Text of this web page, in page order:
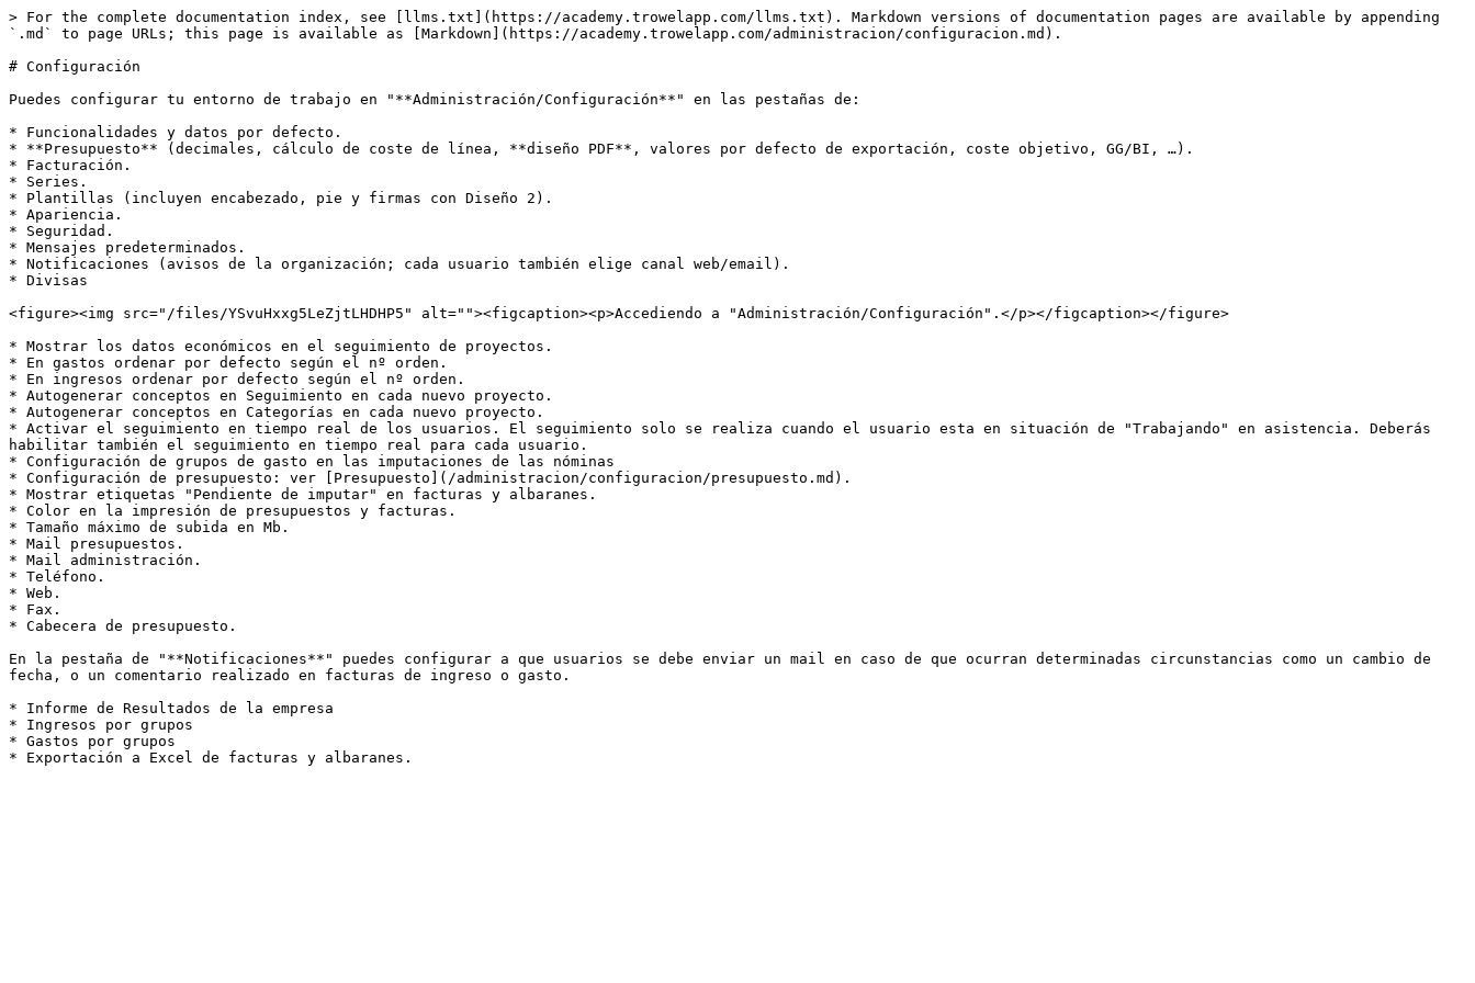
> For the complete documentation index, see [llms.txt](https://academy.trowelapp.com/llms.txt). Markdown versions of documentation pages are available by appending
`.md` to page URLs; this page is available as [Markdown](https://academy.trowelapp.com/administracion/configuracion.md).
# Configuración
Puedes configurar tu entorno de trabajo en "**Administración/Configuración**" en las pestañas de:
* Funcionalidades y datos por defecto.
* **Presupuesto** (decimales, cálculo de coste de línea, **diseño PDF**, valores por defecto de exportación, coste objetivo, GG/BI, …).
* Facturación.
* Series.
* Plantillas (incluyen encabezado, pie y firmas con Diseño 2).
* Apariencia.
* Seguridad.
* Mensajes predeterminados.
* Notificaciones (avisos de la organización; cada usuario también elige canal web/email).
* Divisas
<figure><img src="/files/YSvuHxxg5LeZjtLHDHP5" alt=""><figcaption><p>Accediendo a "Administración/Configuración".</p></figcaption></figure>
* Mostrar los datos económicos en el seguimiento de proyectos.
* En gastos ordenar por defecto según el nº orden.
* En ingresos ordenar por defecto según el nº orden.
* Autogenerar conceptos en Seguimiento en cada nuevo proyecto.
* Autogenerar conceptos en Categorías en cada nuevo proyecto.
* Activar el seguimiento en tiempo real de los usuarios. El seguimiento solo se realiza cuando el usuario esta en situación de "Trabajando" en asistencia. Deberás
habilitar también el seguimiento en tiempo real para cada usuario.
* Configuración de grupos de gasto en las imputaciones de las nóminas
* Configuración de presupuesto: ver [Presupuesto](/administracion/configuracion/presupuesto.md).
* Mostrar etiquetas "Pendiente de imputar" en facturas y albaranes.
* Color en la impresión de presupuestos y facturas.
* Tamaño máximo de subida en Mb.
* Mail presupuestos.
* Mail administración.
* Teléfono.
* Web.
* Fax.
* Cabecera de presupuesto.
En la pestaña de "**Notificaciones**" puedes configurar a que usuarios se debe enviar un mail en caso de que ocurran determinadas circunstancias como un cambio de
fecha, o un comentario realizado en facturas de ingreso o gasto.
* Informe de Resultados de la empresa
* Ingresos por grupos
* Gastos por grupos